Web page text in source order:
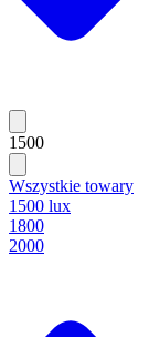
1500
Wszystkie towary
1500 lux
1800
2000